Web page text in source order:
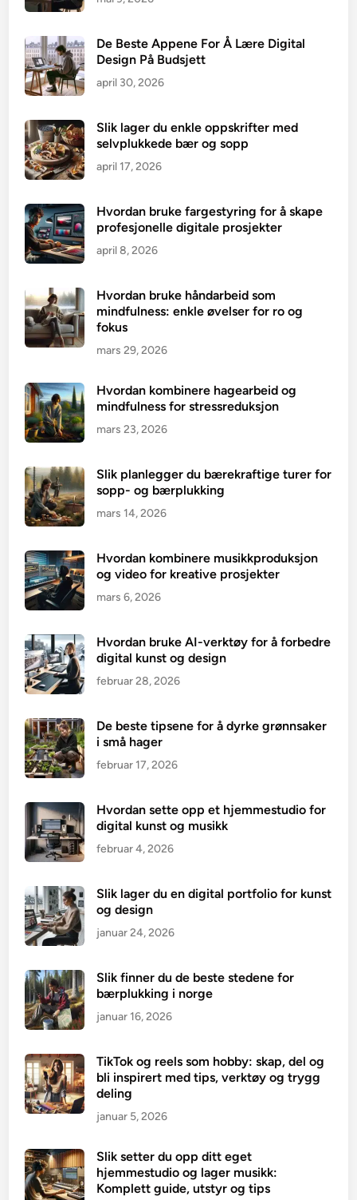
De Beste Appene For Å Lære Digital
Design På Budsjett
april 30, 2026
Slik lager du enkle oppskrifter med
selvplukkede bær og sopp
april 17, 2026
Hvordan bruke fargestyring for å skape
profesjonelle digitale prosjekter
april 8, 2026
Hvordan bruke håndarbeid som
mindfulness: enkle øvelser for ro og
fokus
mars 29, 2026
Hvordan kombinere hagearbeid og
mindfulness for stressreduksjon
mars 23, 2026
Slik planlegger du bærekraftige turer for
sopp- og bærplukking
mars 14, 2026
Hvordan kombinere musikkproduksjon
og video for kreative prosjekter
mars 6, 2026
Hvordan bruke AI-verktøy for å forbedre
digital kunst og design
februar 28, 2026
De beste tipsene for å dyrke grønnsaker
i små hager
februar 17, 2026
Hvordan sette opp et hjemmestudio for
digital kunst og musikk
februar 4, 2026
Slik lager du en digital portfolio for kunst
og design
januar 24, 2026
Slik finner du de beste stedene for
bærplukking i norge
januar 16, 2026
TikTok og reels som hobby: skap, del og
bli inspirert med tips, verktøy og trygg
deling
januar 5, 2026
Slik setter du opp ditt eget
hjemmestudio og lager musikk:
Komplett guide, utstyr og tips